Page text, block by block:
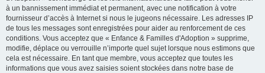
à un bannissement immédiat et permanent, avec une notification à votre
fournisseur d’accès à Internet si nous le jugeons nécessaire. Les adresses IP
de tous les messages sont enregistrées pour aider au renforcement de ces
conditions. Vous acceptez que « Enfance & Familles d'Adoption » supprime,
modifie, déplace ou verrouille n’importe quel sujet lorsque nous estimons que
cela est nécessaire. En tant que membre, vous acceptez que toutes les
informations que vous avez saisies soient stockées dans notre base de